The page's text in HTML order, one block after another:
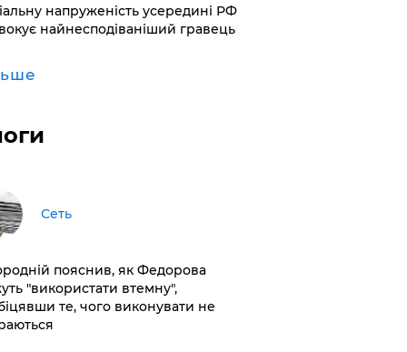
напруженість усередині РФ
найнесподіваніший гравець
Сеть
пояснив, як Федорова
"використати втемну",
те, чого виконувати не